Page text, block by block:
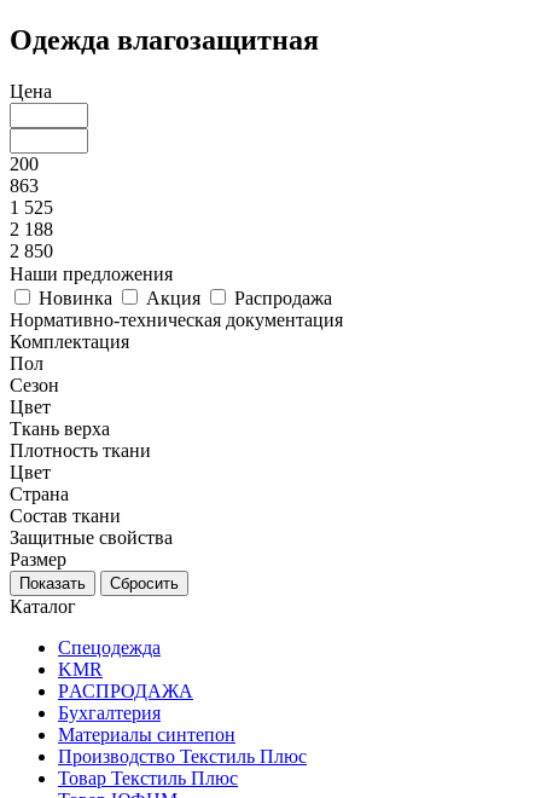
Одежда влагозащитная
Цена
200
863
1 525
2 188
2 850
Наши предложения
Новинка
Акция
Распродажа
Нормативно-техническая документация
Комплектация
Пол
Сезон
Цвет
Ткань верха
Плотность ткани
Цвет
Страна
Состав ткани
Защитные свойства
Размер
Каталог
Спецодежда
KMR
PАСПРОДАЖА
Бухгалтерия
Материалы синтепон
Производство Текстиль Плюс
Товар Текстиль Плюс